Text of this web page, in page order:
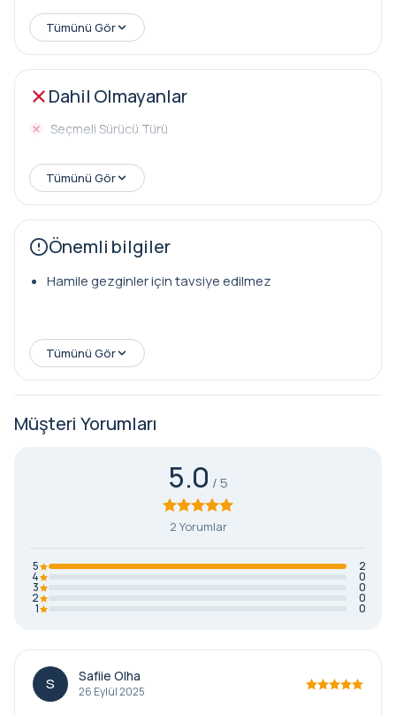
Tümünü Gör
Dahil Olmayanlar
Seçmeli Sürücü Türü
Tümünü Gör
Önemli bilgiler
Hamile gezginler için tavsiye edilmez
Tümünü Gör
Müşteri Yorumları
5.0
2 Yorumlar
5 2
4 0
3 0
2 0
1 0
S Safiie Olha
26 Eylül 2025